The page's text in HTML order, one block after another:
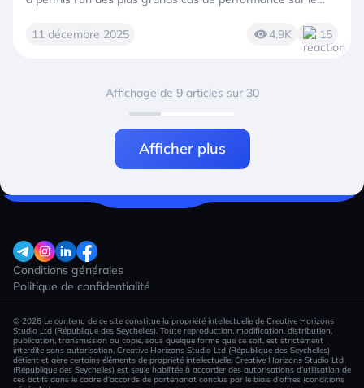
11 décembre 2025
4.9K 15
Affichage de 9 articles sur 30
Afficher plus
Conditions générales
Politique de confidentialité
© 2026 Le contenu de ce site constitue la propriété intellectuelle de Creative Horizons
Studio Ltd (République des Seychelles). Toute reproduction, modification, distribution,
publication, transmission ou copie, sous quelque forme que ce soit, est strictement
interdite sans autorisation. Creative Horizons Studio Ltd (République des Seychelles)
détient et gère certains éléments de propriété intellectuelle. Creative Horizons Studio Ltd
(République des Seychelles) est seule habilitée à accorder des autorisations d’utilisation de
ces actifs dans le cadre d’accords de partenariat conclus par le biais d’offres (conditions